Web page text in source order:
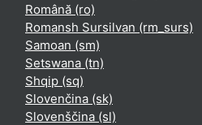
Română ‎(ro)‎
Romansh Sursilvan ‎(rm_surs)‎
Samoan ‎(sm)‎
Setswana ‎(tn)‎
Shqip ‎(sq)‎
Slovenčina ‎(sk)‎
Slovenščina ‎(sl)‎